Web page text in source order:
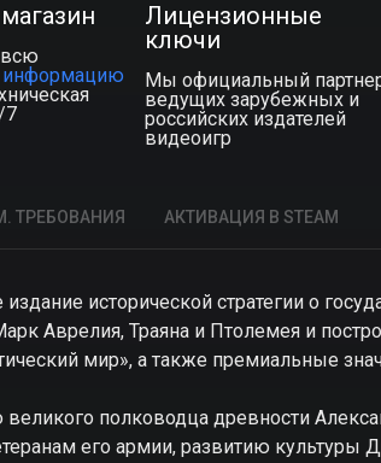
информацию
7
Лицензионные
ключи
Мы официальный
ведущих зарубежных и
российских издателей
видеоигр
ТРЕБОВАНИЯ АКТИВАЦИЯ В STEAM
исторической стратегии о
Аврелия, Траяна и Птолемея и
мир», а также премиальные
полководца древности
его армии, развитию культуры